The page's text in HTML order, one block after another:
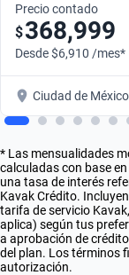
Precio contado
$368,999
Desde $6,910 /mes*
Ciudad de México
* Las mensualidades
calculadas con base
una tasa de interés
Kavak Crédito.
tarifa de servicio
aplica) según tus
a aprobación de
del plan. Los términos
autorización.